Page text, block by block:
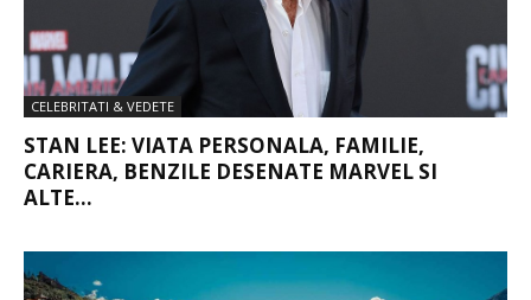
CELEBRITATI & VEDETE
STAN LEE: VIATA PERSONALA, FAMILIE,
CARIERA, BENZILE DESENATE MARVEL SI
ALTE...